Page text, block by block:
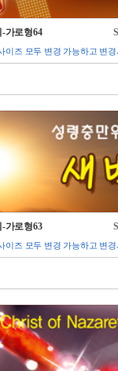
가로형64
이즈 모두 변경 가능하고 변
가로형63
이즈 모두 변경 가능하고 변